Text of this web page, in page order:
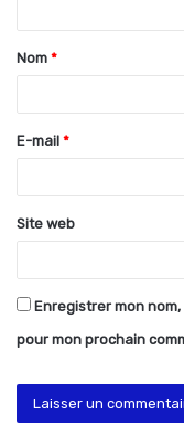
t
a
e
*
Nom *
E-mail *
Site web
Enregistrer mon
pour mon prochain